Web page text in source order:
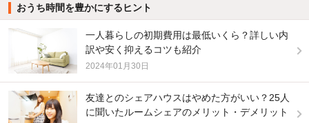
おうち時間を豊かにするヒント
一人暮らしの初期費用は最低いくら？詳しい内
訳や安く抑えるコツも紹介
2024年01月30日
友達とのシェアハウスはやめた方がいい？25人
に聞いたルームシェアのメリット・デメリット